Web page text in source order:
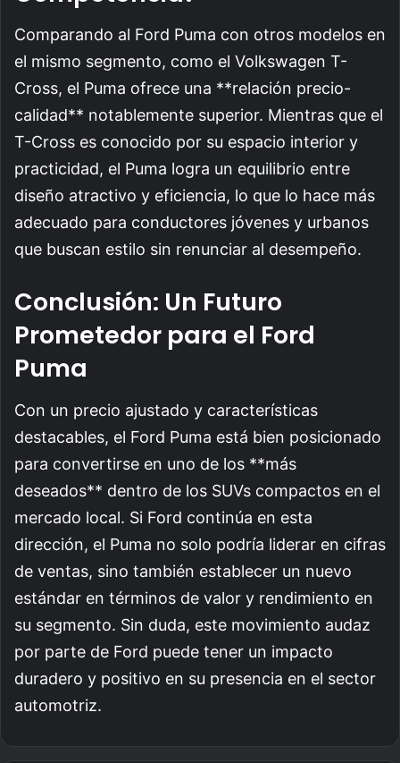
Comparando al Ford Puma con otros modelos en
el mismo segmento, como el Volkswagen T-
Cross, el Puma ofrece una **relación precio-
calidad** notablemente superior. Mientras que el
T-Cross es conocido por su espacio interior y
practicidad, el Puma logra un equilibrio entre
diseño atractivo y eficiencia, lo que lo hace más
adecuado para conductores jóvenes y urbanos
que buscan estilo sin renunciar al desempeño.
Conclusión: Un Futuro
Prometedor para el Ford
Puma
Con un precio ajustado y características
destacables, el Ford Puma está bien posicionado
para convertirse en uno de los **más
deseados** dentro de los SUVs compactos en el
mercado local. Si Ford continúa en esta
dirección, el Puma no solo podría liderar en cifras
de ventas, sino también establecer un nuevo
estándar en términos de valor y rendimiento en
su segmento. Sin duda, este movimiento audaz
por parte de Ford puede tener un impacto
duradero y positivo en su presencia en el sector
automotriz.